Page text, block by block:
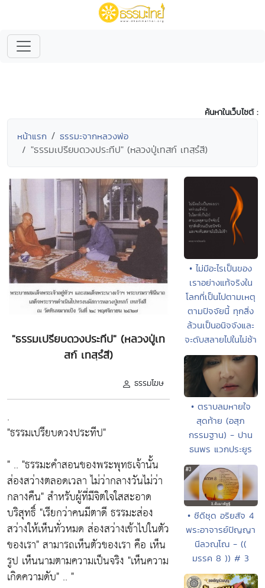
ค้นหาในเว็บไซต์ :
หน้าแรก ธรรมะจากหลวงพ่อ
"ธรรมเปรียบดวงประทีป" (หลวงปู่เทสก์ เทสฺรํสี)
"ธรรมเปรียบดวงประทีป" (หลวงปู่เท
สก์ เทสฺรํสี)
ธรรมโฆษ
.
"ธรรมเปรียบดวงประทีป"
" .. "ธรรมะคำสอนของพระพุทธเจ้านั้น
ส่องสว่างตลอดเวลา ไม่ว่ากลางวันไม่ว่า
กลางคืน" สำหรับผู้ที่มีจิตใจใสสะอาด
บริสุทธิ์ "เรียกว่าคนมีตาดี ธรรมะส่อง
สว่างให้เห็นทั่วหมด ส่องสว่างเข้าไปในตัว
ของเรา" สามารถเห็นตัวของเรา คือ เห็น
รูป เห็นนามตามความเป็นจริง "เห็นความ
เกิดความดับ" .. "
• ไม่มีอะไรเป็นของ
เราอย่างแท้จริงใน
โลกที่เป็นไปตามเหตุ
ตามปัจจัยนี้ ทุกสิ่ง
ล้วนเป็นอนิจจังและ
จะดับสลายไปในไม่ช้า
• ตราบลมหายใจ
สุดท้าย (อสุภ
กรรมฐาน) - ปาน
ธนพร แวกประยูร
• ซีดีชุด อริยสัจ 4
พระอาจารย์ปัญญา
นีลวณฺโณ - ((
มรรค 8 )) # 3